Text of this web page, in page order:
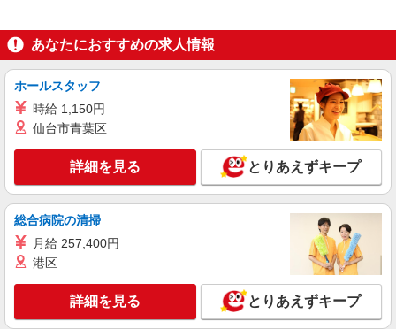
あなたにおすすめの求人情報
ホールスタッフ
時給 1,150円
仙台市青葉区
詳細を見る とりあえずキープ
総合病院の清掃
月給 257,400円
港区
詳細を見る とりあえずキープ